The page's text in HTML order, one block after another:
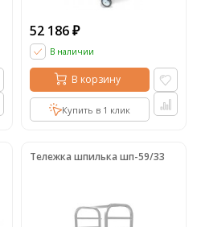
52 186 ₽
В наличии
В корзину
Купить в 1 клик
Тележка шпилька шп-59/33